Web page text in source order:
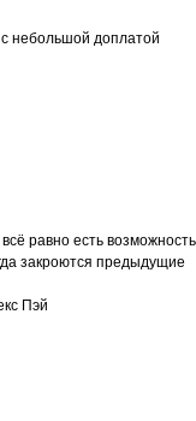
небольшой доплатой
равно есть возможность
закроются предыдущие
Пэй